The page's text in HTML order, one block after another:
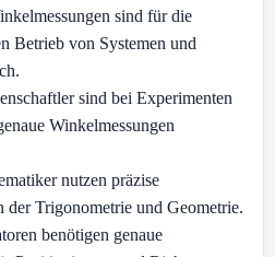
sind für die
Betrieb von Systemen und
sind bei Experimenten
Winkelmessungen
nutzen präzise
der Trigonometrie und Geometrie.
benötigen genaue